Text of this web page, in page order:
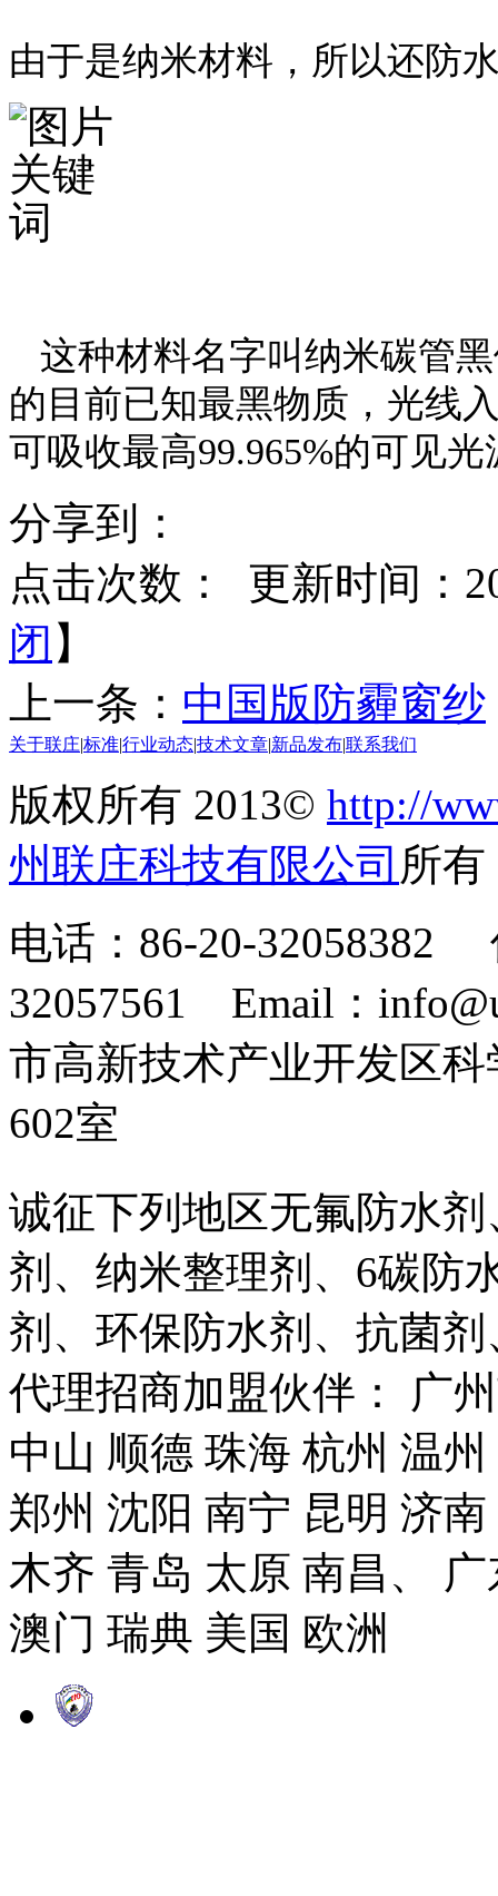
由于是纳米材料，所以还防
这种材料名字叫纳米碳管
的目前已知最黑物质，光线
可吸收最高99.965%的可见
分享到：
点击次数：
更新时间：
闭 】
上一条： 中国版防霾窗纱
关于联庄标准行业动态技术文章 新品发布联系我们
版权所有 2013© http://
州联庄科技有限公司 所
电话：86-20-32058382
32057561 Email：
市高新技术产业开发区
602室
诚征下列地区无氟防水
剂、纳米整理剂、6碳防
剂、环保防水剂、抗菌
代理招商加盟伙伴： 广
中山 顺德 珠海 杭州 温
郑州 沈阳 南宁 昆明 济
木齐 青岛 太原 南昌、
澳门 瑞典 美国 欧洲